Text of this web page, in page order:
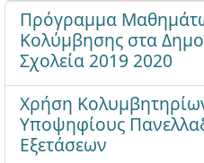
Πρόγραμμα
Κολύμβησης στα
Σχολεία 2019 2020
Χρήση
Υποψηφίους
Εξετάσεων